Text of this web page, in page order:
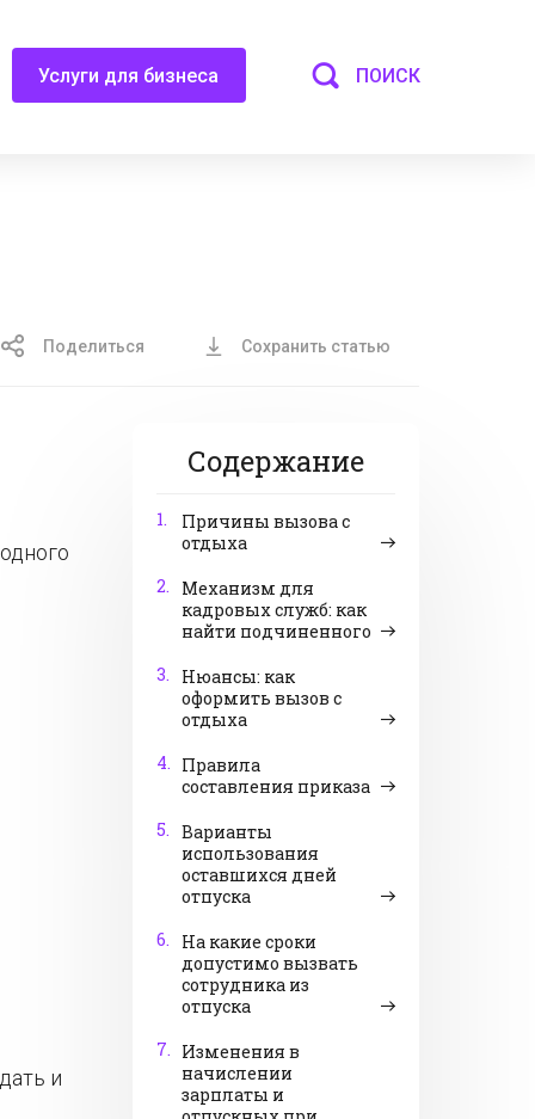
Услуги для бизнеса ПОИСК
Поделиться Сохранить статью
Содержание
1.
Причины вызова с
отдыха
2.
Механизм для
кадровых служб: как
найти подчиненного
3.
Нюансы: как
оформить вызов с
отдыха
4. Правила
составления приказа
5. Варианты
использования
оставшихся дней
отпуска
6.
На какие сроки
допустимо вызвать
сотрудника из
отпуска
7. Изменения в
начислении
зарплаты и
и